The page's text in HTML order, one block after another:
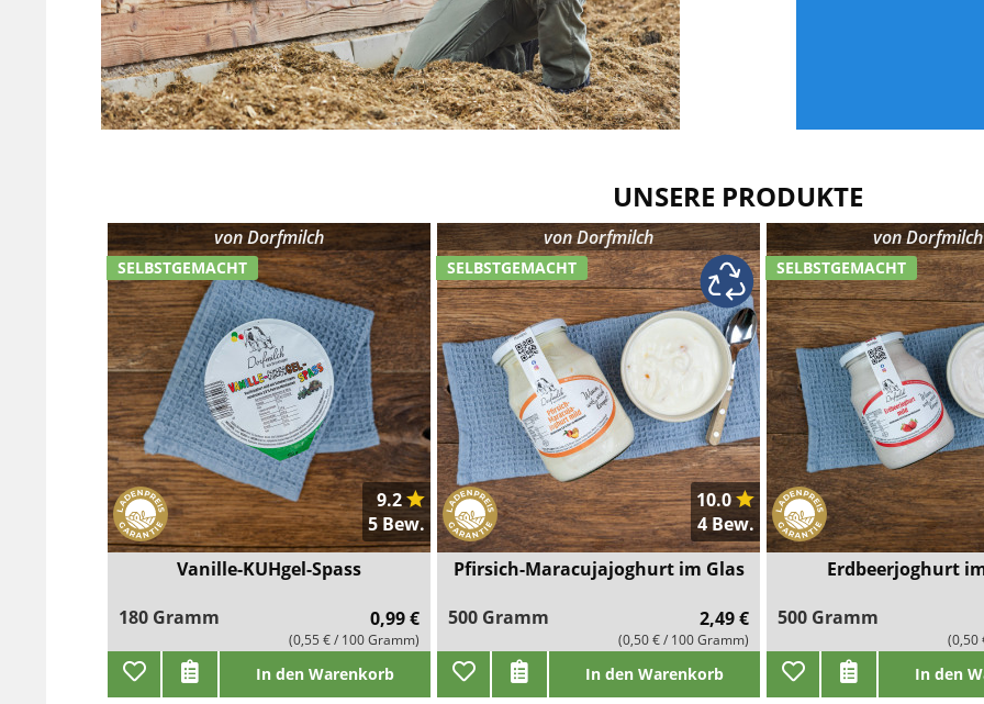
UNSERE PRODUKTE
SELBSTGEMACHT
vonDorfmilch
9.2
5 Bew.
Vanille-KUHgel-Spass
180 Gramm
0,99 €
(0,55 € / 100 Gramm)
In den Warenkorb
SELBSTGEMACHT
vonDorfmilch
10.0
4 Bew.
Pfirsich-Maracujajoghurt im Glas
500 Gramm
2,49 €
(0,50 € / 100 Gramm)
In den Warenkorb
SELBSTGEMACHT
vonDorfmilch
Erdbeerjoghurt
500 Gramm
(0,50
In den